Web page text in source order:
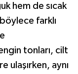
hem de sıcak
farklı
tonları, cilt
ulaşırken, aynı